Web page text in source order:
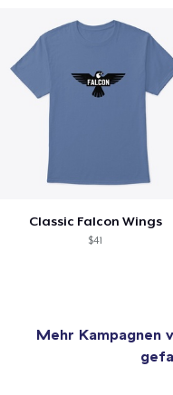
Classic Falcon Wings
$41
Mehr Kampagnen